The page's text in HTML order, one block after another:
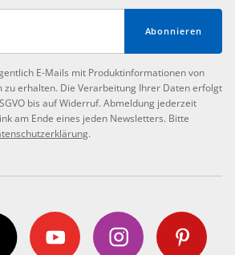
Abonnieren
E-Mails mit Produktinformationen von
zu erhalten. Die Verarbeitung Ihrer Daten erfolgt
bis auf Widerruf. Abmeldung jederzeit
am Ende eines jeden Newsletters. Bitte
.